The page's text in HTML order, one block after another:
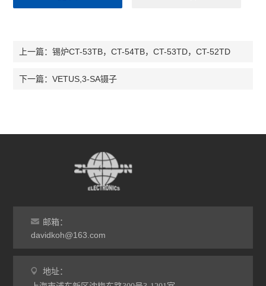
上一篇：锡炉CT-53TB，CT-54TB，CT-53TD，CT-52TD
下一篇：VETUS,3-SA镊子
邮箱：
davidkoh@163.com
地址：